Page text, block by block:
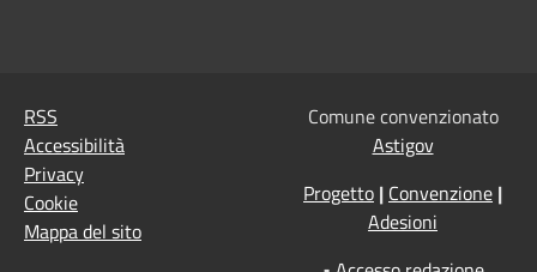
RSS
Accessibilità
Privacy
Cookie
Mappa del sito
Comune convenzionato
Astigov
Progetto | Convenzione |
Adesioni